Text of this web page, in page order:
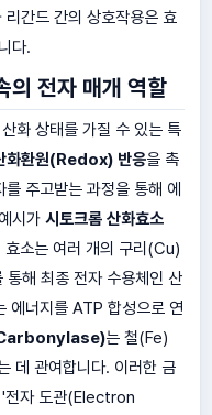
간드 간의 상호작용은 효
다.
의 전자 매개 역할
화 상태를 가질 수 있는 특
화환원(Redox) 반응을 촉
주고받는 과정을 통해 에
시가 시토크롬 산화효소
효소는 여러 개의 구리(Cu)
해 최종 전자 수용체인 산
에너지를 ATP 합성으로 연
는 철(Fe)
데 관여합니다. 이러한 금
'전자 도관(Electron